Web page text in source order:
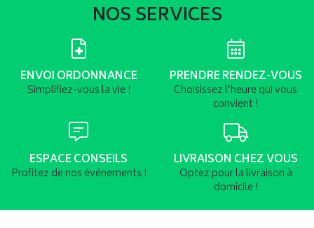
NOS SERVICES
ENVOI ORDONNANCE
Simplifiez-vous la vie !
PRENDRE RENDEZ-VOUS
Choisissez l’heure qui vous
convient !
ESPACE CONSEILS
Profitez de nos événements !
LIVRAISON CHEZ VOUS
Optez pour la livraison à
domicile !